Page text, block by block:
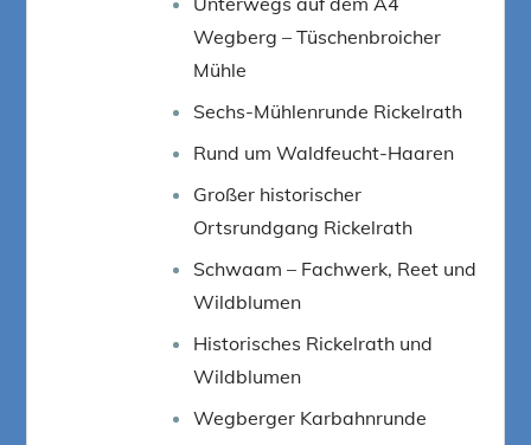
Wegberg – Tüschenbroicher
Mühle
Sechs-Mühlenrunde Rickelrath
Rund um Waldfeucht-Haaren
Großer historischer
Ortsrundgang Rickelrath
Schwaam – Fachwerk, Reet und
Wildblumen
Historisches Rickelrath und
Wildblumen
Wegberger Karbahnrunde